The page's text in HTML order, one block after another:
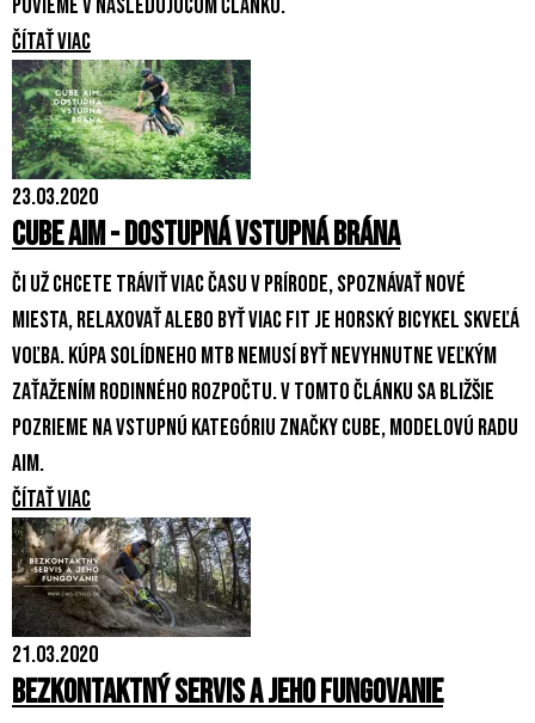
povieme v nasledujúcom článku.
Čítať viac
23.03.2020
Cube AIM - dostupná vstupná brána
Či už chcete tráviť viac času v prírode, spoznávať nové
miesta, relaxovať alebo byť viac fit je horský bicykel skveľá
voľba. Kúpa solídneho MTB nemusí byť nevyhnutne veľkým
zaťažením rodinného rozpočtu. V tomto článku sa bližšie
pozrieme na vstupnú kategóriu značky Cube, modelovú radu
AIM.
Čítať viac
21.03.2020
Bezkontaktný servis a jeho fungovanie